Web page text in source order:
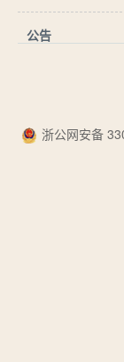
公告
浙公网安备